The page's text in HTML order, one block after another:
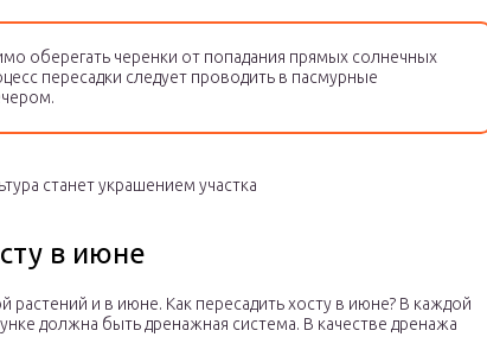
оберегать черенки от попадания прямых солнечных
пересадки следует проводить в пасмурные
станет украшением участка
в июне
и в июне. Как пересадить хосту в июне? В каждой
должна быть дренажная система. В качестве дренажа